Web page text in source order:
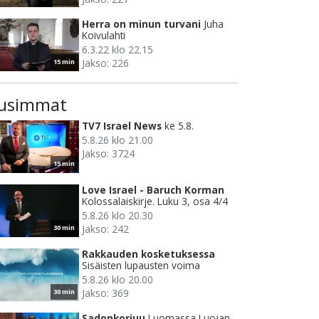
15 min
Herra on minun turvani Juha
Koivulahti
6.3.22 klo 22.15
Jakso: 226
15 min
TV7 Israel News ke 5.8.
5.8.26 klo 21.00
Jakso: 3724
30 min
Love Israel - Baruch Korman
Kolossalaiskirje. Luku 3, osa 4/4
5.8.26 klo 20.30
Jakso: 242
30 min
Rakkauden kosketuksessa
Sisäisten lupausten voima
5.8.26 klo 20.00
Jakso: 369